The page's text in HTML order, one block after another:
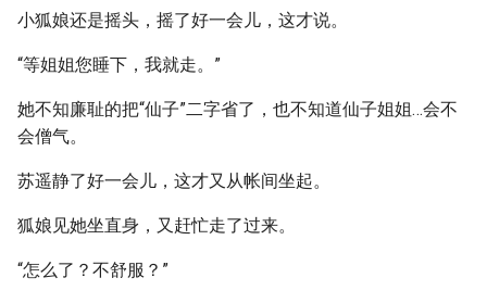
小狐娘还是摇头，摇了好一会儿，这才说。
“等姐姐您睡下，我就走。”
她不知廉耻的把“仙子”二字省了，也不知道仙子姐姐…会不
会僧气。
苏遥静了好一会儿，这才又从帐间坐起。
狐娘见她坐直身，又赶忙走了过来。
“怎么了？不舒服？”